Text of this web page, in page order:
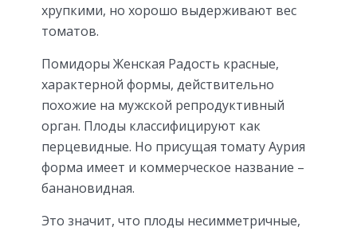
хрупкими, но хорошо выдерживают вес
томатов.
Помидоры Женская Радость красные,
характерной формы, действительно
похожие на мужской репродуктивный
орган. Плоды классифицируют как
перцевидные. Но присущая томату Аурия
форма имеет и коммерческое название –
банановидная.
Это значит, что плоды несимметричные,